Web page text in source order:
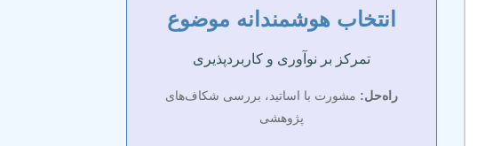
انتخاب هوشمندانه موضوع
تمرکز بر نوآوری و کاربردپذیری
راه‌حل: مشورت با اساتید، بررسی شکاف‌های
پژوهشی